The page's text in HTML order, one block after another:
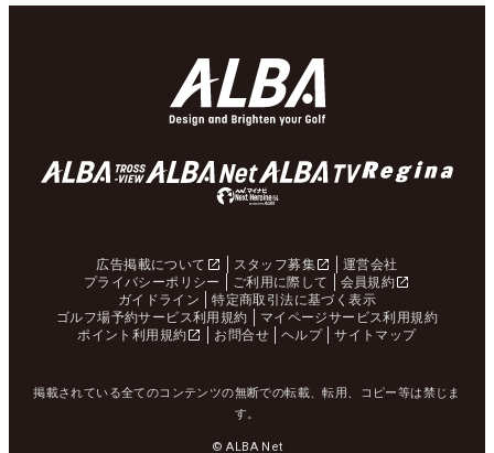
広告掲載について スタッフ募集
運営会社
プライバシーポリシー
ご利用に際して
会員規約
ガイドライン
特定商取引法に基づく表示
ゴルフ場予約サービス利用規約
マイページサービス利用規約
ポイント利用規約
お問合せ ヘルプ サイトマップ
掲載されている全てのコンテンツの無断での転載、転用、コピー等は禁じま
す。
© ALBA Net